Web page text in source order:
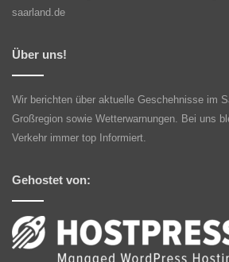
saarland.de
Über uns!
Wir berichten über aktuelle Geschehnisse im
Großregion sowie Wetterwarnungen. Bei uns
Verkehr immer top Informiert.
Gehostet von: